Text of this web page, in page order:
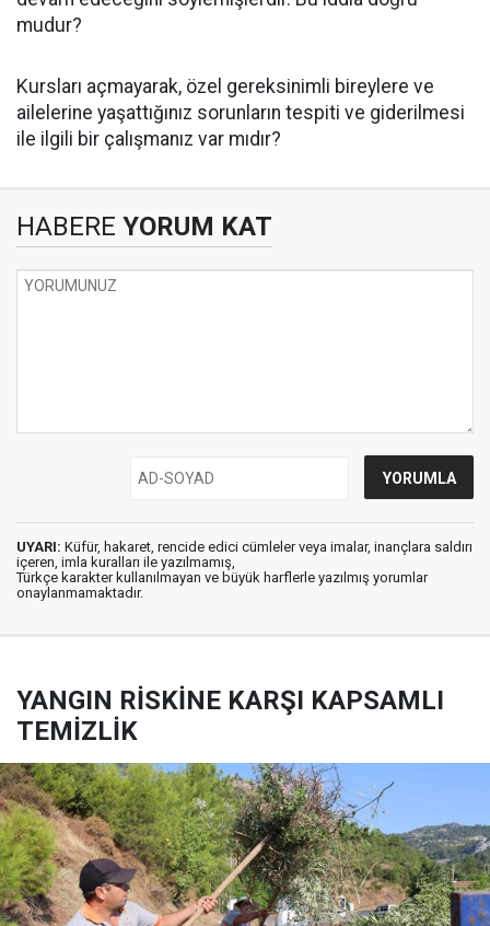
mudur?
Kursları açmayarak, özel gereksinimli bireylere ve
ailelerine yaşattığınız sorunların tespiti ve giderilmesi
ile ilgili bir çalışmanız var mıdır?
HABERE YORUM KAT
UYARI: Küfür, hakaret, rencide edici cümleler veya imalar, inançlara saldırı
içeren, imla kuralları ile yazılmamış,
Türkçe karakter kullanılmayan ve büyük harflerle yazılmış yorumlar
onaylanmamaktadır.
YANGIN RİSKİNE KARŞI KAPSAMLI
TEMİZLİK